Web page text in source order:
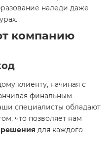
наледи даже
компанию
клиенту, начиная с
финальным
специалисты обладают
что позволяет нам
для каждого